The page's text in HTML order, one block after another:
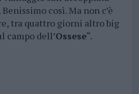
Benissimo così. Ma non c’è
tra quattro giorni altro big
campo dell’Ossese“.